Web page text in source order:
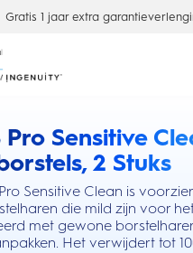
Gratis 1 jaar extra
Sensitive
2 Stuks
Sensitive Clean is
die mild zijn voor
met gewone
Het verwijdert tot
you to the reviews section